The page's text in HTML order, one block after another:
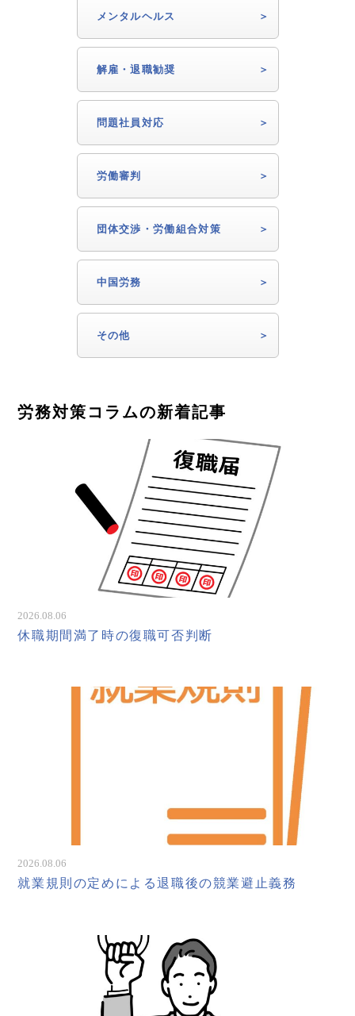
メンタルヘルス
解雇・退職勧奨
問題社員対応
労働審判
団体交渉・労働組合対策
中国労務
その他
労務対策コラムの新着記事
2026.08.06
休職期間満了時の復職可否判断
2026.08.06
就業規則の定めによる退職後の競業避止義務